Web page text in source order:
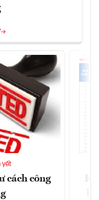
yết
cách công